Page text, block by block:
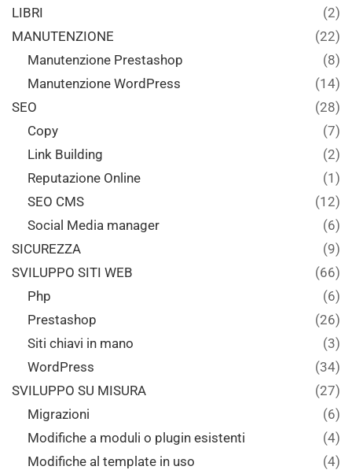
LIBRI
(2)
MANUTENZIONE
(22)
Manutenzione Prestashop
(8)
Manutenzione WordPress
(14)
SEO
(28)
Copy
(7)
Link Building
(2)
Reputazione Online
(1)
SEO CMS
(12)
Social Media manager
(6)
SICUREZZA
(9)
SVILUPPO SITI WEB
(66)
Php
(6)
Prestashop
(26)
Siti chiavi in mano
(3)
WordPress
(34)
SVILUPPO SU MISURA
(27)
Migrazioni
(6)
Modifiche a moduli o plugin esistenti
(4)
Modifiche al template in uso
(4)